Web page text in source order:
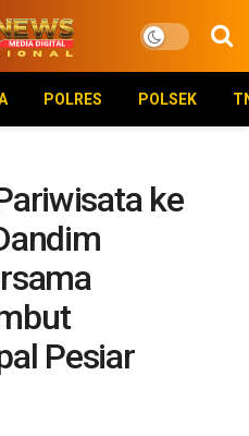
POLRES POLSEK
ke
Pesiar